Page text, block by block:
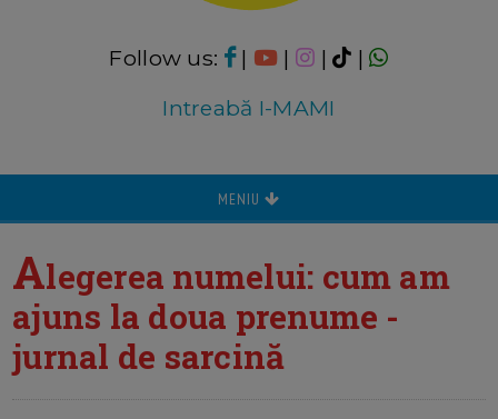
Follow us: | | |
|
Intreabă I-MAMI
MENIU
Alegerea numelui: cum am
ajuns la doua prenume -
jurnal de sarcină